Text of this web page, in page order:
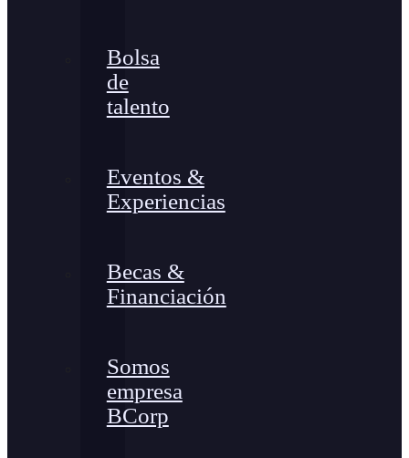
Bolsa
de
talento
Eventos &
Experiencias
Becas &
Financiación
Somos
empresa
BCorp